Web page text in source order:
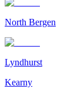
North Bergen
Lyndhurst
Kearny